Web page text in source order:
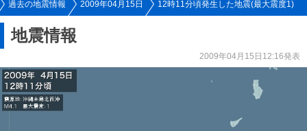
過去の地震情報 2009年04月15日 12時11分頃発生した地震(最大震度1)
地震情報
2009年04月15日12:16発表